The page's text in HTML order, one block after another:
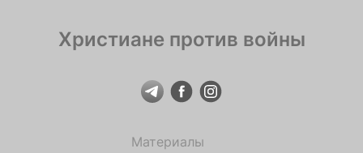
Христиане против войны
Материалы